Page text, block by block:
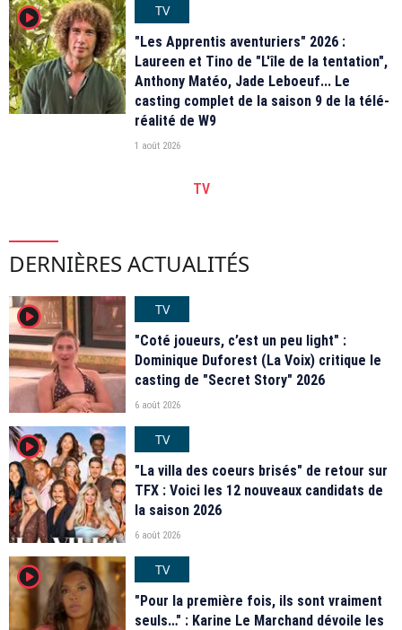
player2
TV
"Les Apprentis aventuriers" 2026 :
Laureen et Tino de "L'île de la tentation",
Anthony Matéo, Jade Leboeuf... Le
casting complet de la saison 9 de la télé-
réalité de W9
1 août 2026
TV
DERNIÈRES ACTUALITÉS
player2
TV
"Coté joueurs, c’est un peu light" :
Dominique Duforest (La Voix) critique le
casting de "Secret Story" 2026
6 août 2026
player2
TV
"La villa des coeurs brisés" de retour sur
TFX : Voici les 12 nouveaux candidats de
la saison 2026
6 août 2026
player2
TV
"Pour la première fois, ils sont vraiment
seuls…" : Karine Le Marchand dévoile les